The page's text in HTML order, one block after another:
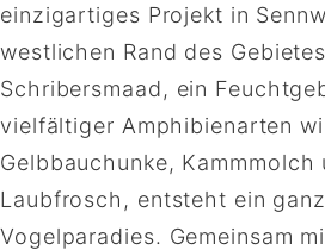
einzigartiges Projekt in
westlichen Rand des
Schribersmaad, ein
vielfältiger Amphibienarten
Gelbbauchunke, Kammmolch
Laubfrosch, entsteht ein
Vogelparadies. Gemeinsam